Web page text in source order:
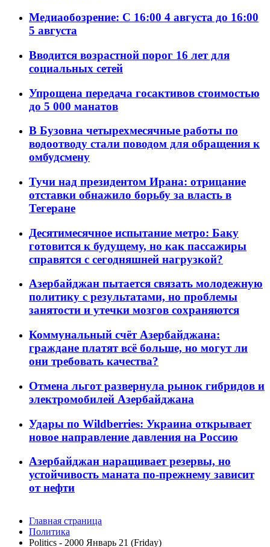
Медиаобозрение: С 16:00 4 августа до 16:00
5 августа
Вводится возрастной порог 16 лет для
социальных сетей
Упрощена передача госактивов стоимостью
до 5 000 манатов
В Бузовна четырехмесячные работы по
водоотводу стали поводом для обращения к
омбудсмену
Тучи над президентом Ирана: отрицание
отставки обнажило борьбу за власть в
Тегеране
Десятимесячное испытание метро: Баку
готовится к будущему, но как пассажиры
справятся с сегодняшней нагрузкой?
Азербайджан пытается связать молодежную
политику с результатами, но проблемы
занятости и утечки мозгов сохраняются
Коммунальный счёт Азербайджана:
граждане платят всё больше, но могут ли
они требовать качества?
Отмена льгот развернула рынок гибридов и
электромобилей Азербайджана
Удары по Wildberries: Украина открывает
новое направление давления на Россию
Азербайджан наращивает резервы, но
устойчивость маната по-прежнему зависит
от нефти
Главная страница
Политика
Politics - 2000 Январь 21 (Friday)